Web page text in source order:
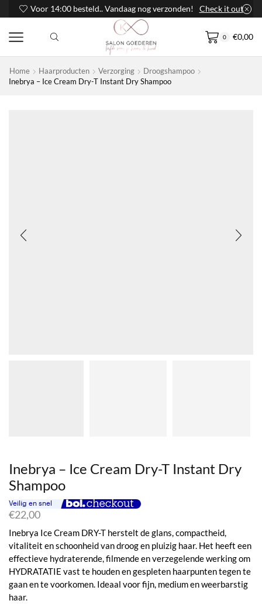
Voor 14:00 besteld.. Vandaag nog verzonden! Check it out
0 €0,00
Home Haarproducten Verzorging
Droogshampoo
Inebrya – Ice Cream Dry-T Instant Dry Shampoo
Inebrya – Ice Cream Dry-T Instant Dry
Shampoo
€22,00
Inebrya Ice Cream DRY-T herstelt de glans, compactheid,
vitaliteit en schoonheid van droog en pluizig haar. Het heeft een
effectieve hydraterende, filmende en verzegelende werking om
HYDRATATIE vast te houden en gespleten haarpunten tegen te
gaan en te voorkomen. Ideaal voor fijn, medium en weerbarstig
haar.